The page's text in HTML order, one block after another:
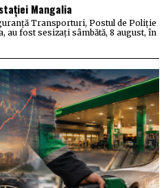
Mangalia
Transporturi, Postul de Poliție
fost sesizați sâmbătă, 8 august, în